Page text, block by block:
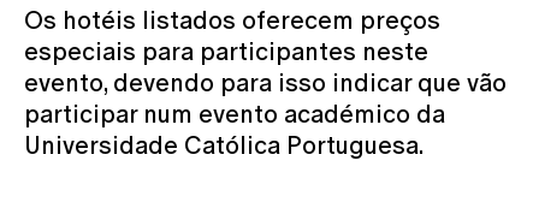
Os hotéis listados oferecem preços
especiais para participantes neste
evento, devendo para isso indicar que vão
participar num evento académico da
Universidade Católica Portuguesa.